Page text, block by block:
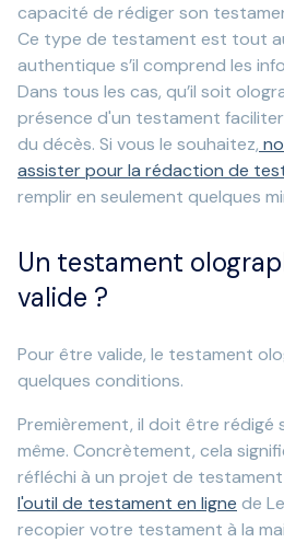
capacité de rédiger son
Ce type de testament est tout
authentique s’il comprend les
Dans tous les cas, qu’il soit
présence d'un testament
du décès. Si vous le souhaitez,
assister pour la rédaction de
remplir en seulement quelques
Un testament
valide ?
Pour être valide, le testament
quelques conditions.
Premièrement, il doit être
même. Concrètement, cela
réfléchi à un projet de
l'outil de testament en ligne de
recopier votre testament à la